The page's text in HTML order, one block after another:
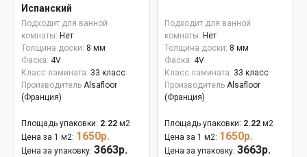
Испанский
Подходит для ванной
комнаты: Нет
Толщина доски: 8 мм
Фаска: 4V
Класс ламината: 33 класс
Производитель Alsafloor
(Франция)
Площадь упаковки: 2.22 м2
Цена за 1 м2: 1650р.
Цена за упаковку: 3663р.
Подходит для ванной
комнаты: Нет
Толщина доски: 8 мм
Фаска: 4V
Класс ламината: 33 класс
Производитель Alsafloor
(Франция)
Площадь упаковки: 2.22 м2
Цена за 1 м2: 1650р.
Цена за упаковку: 3663р.